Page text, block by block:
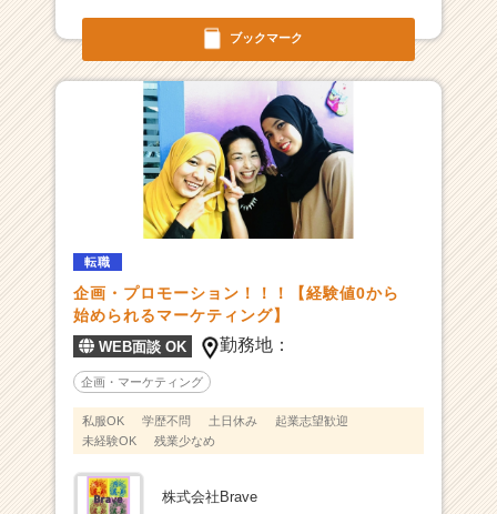
ャ
ー・
企
業
か
ら
ス
カ
が
届
く
就
活
サ
イ
チ
ブックマーク
転職
企画・プロモーション！！！【経験値0から
始められるマーケティング】
WEB面談 OK 勤務地：
企画・マーケティング
私服OK 学歴不問 土日休み
起業志望歓迎
未経験OK
残業少なめ
株式会社Brave